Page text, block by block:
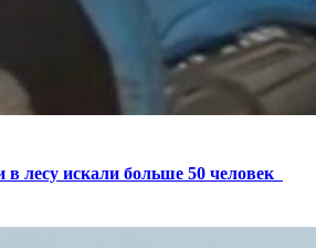
лесу искали больше 50 человек